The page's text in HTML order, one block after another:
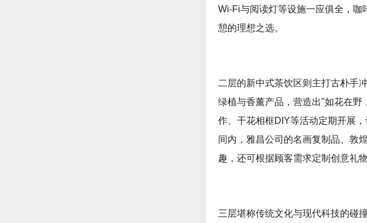
Wi-Fi与阅读灯等设施一应俱全，
憩的理想之选。
二层的新中式茶饮区则主打古朴手
绿植与香薰产品，营造出"如花在野
作、干花相框DIY等活动定期开展
间内，雅昌公司的名画复制品、敦
趣，还可根据顾客需求定制创意礼
三层堪称传统文化与现代科技的碰